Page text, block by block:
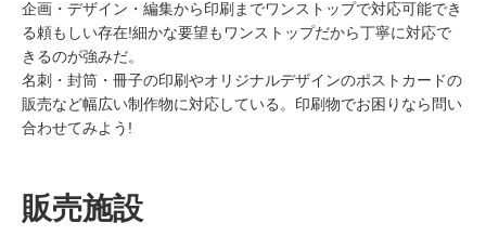
企画・デザイン・編集から印刷までワンストップで対応可能でき
る頼もしい存在!細かな要望もワンストップだから丁寧に対応で
きるのが強みだ。
名刺・封筒・冊子の印刷やオリジナルデザインのポストカードの
販売など幅広い制作物に対応している。印刷物でお困りなら問い
合わせてみよう!
販売施設